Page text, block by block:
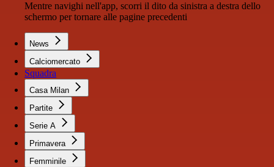
Mentre navighi nell'app, scorri il dito da sinistra a destra dello
schermo per tornare alle pagine precedenti
News
Calciomercato
Squadra
Casa Milan
Partite
Serie A
Primavera
Femminile